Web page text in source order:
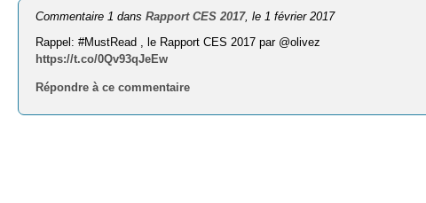
Commentaire 1 dansRapport CES 2017, le 1 février 2017
Rappel: #MustRead , le Rapport CES 2017 par @olivez
https://t.co/0Qv93qJeEw
Répondre à ce commentaire